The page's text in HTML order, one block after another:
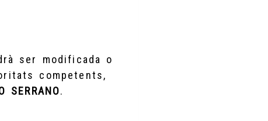
ser modificada o
competents,
SERRANO.